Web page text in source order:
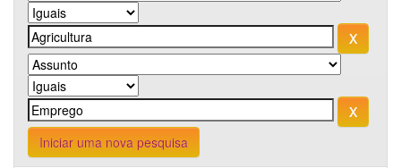
Iniciar uma nova pesquisa